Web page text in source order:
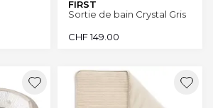
FIRST
Sortie de bain Crystal Gris
CHF149.00